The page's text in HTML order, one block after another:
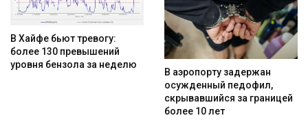
В Хайфе бьют тревогу:
более 130 превышений
уровня бензола за неделю
В аэропорту задержан
осужденный педофил,
скрывавшийся за границей
более 10 лет